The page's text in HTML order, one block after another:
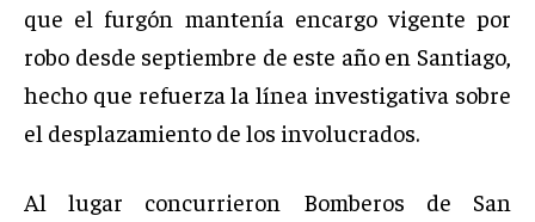
que el furgón mantenía encargo vigente por
robo desde septiembre de este año en Santiago,
hecho que refuerza la línea investigativa sobre
el desplazamiento de los involucrados.
Al lugar concurrieron Bomberos de San